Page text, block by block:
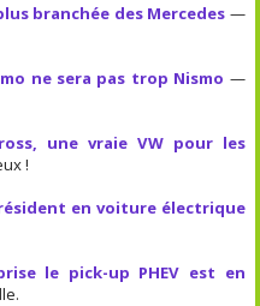
branchée des Mercedes —
ne sera pas trop Nismo —
une vraie VW pour les
!
en voiture électrique
le pick-up PHEV est en